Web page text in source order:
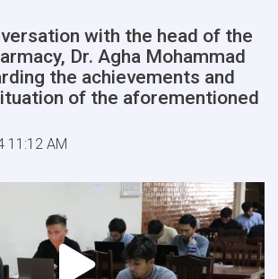
with the head of the
Dr. Agha Mohammad
the achievements and
of the aforementioned
11:12 AM